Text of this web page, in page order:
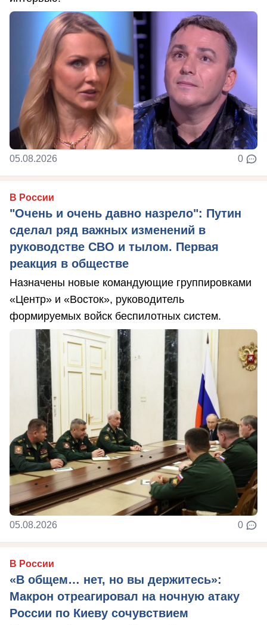
05.08.2026 0
В России
"Очень и очень давно назрело": Путин
сделал ряд важных изменений в
руководстве СВО и тылом. Первая
реакция в обществе
Назначены новые командующие группировками
«Центр» и «Восток», руководитель
формируемых войск беспилотных систем.
05.08.2026 0
В России
«В общем… нет, но вы держитесь»:
Макрон отреагировал на ночную атаку
России по Киеву сочувствием